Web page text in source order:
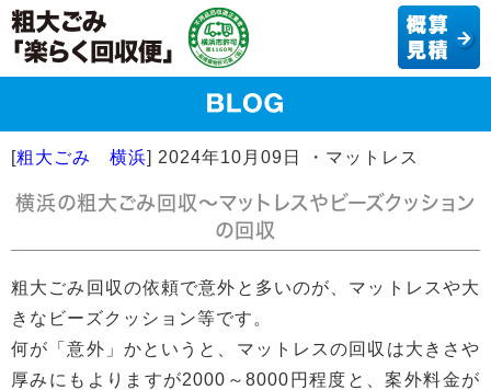
[粗大ごみ 横浜] 2024年10月09日
横浜の粗大ごみ回収～マットレスやビーズクッション
の回収
粗大ごみ回収の依頼で意外と多いのが、マットレスや大
きなビーズクッション等です。
何が「意外」かというと、マットレスの回収は大きさや
厚みにもよりますが2000～8000円程度と、案外料金が
・マットレス